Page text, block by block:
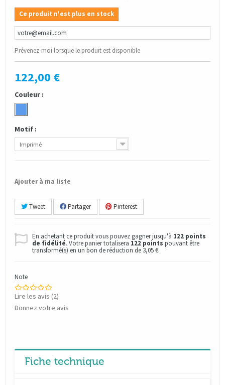
Ce produit n'est plus en stock
Prévenez-moi lorsque le produit est disponible
122,00 €
Couleur :
Motif :
Imprimé
Ajouter à ma liste
Tweet Partager Pinterest
En achetant ce produit vous pouvez gagner jusqu'à 122 points
de fidélité. Votre panier totalisera 122 points pouvant être
transformé(s) en un bon de réduction de 3,05 €.
Note
Lire les avis (2)
Donnez votre avis
Fiche technique